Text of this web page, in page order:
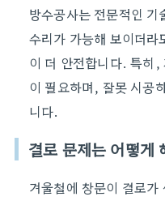
방수공사는 전문적인
수리가 가능해 보이더
이 더 안전합니다. 특히,
이 필요하며, 잘못 시공
니다.
결로 문제는 어떻게
겨울철에 창문이 결로